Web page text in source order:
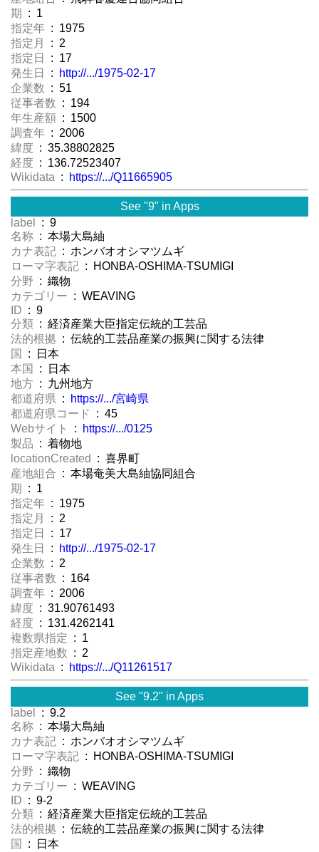
期
: 1
指定年 : 1975
指定月
: 2
指定日
: 17
発生日
:
http://.../1975-02-17
企業数 : 51
従事者数 : 194
年生産額 : 1500
調査年 : 2006
緯度 : 35.38802825
経度 : 136.72523407
Wikidata : https://.../Q11665905
See "9" in Apps
label
: 9
名称 : 本場大島紬
カナ表記 : ホンバオオシマツムギ
ローマ字表記 : HONBA-OSHIMA-TSUMIGI
分野 : 織物
カテゴリー : WEAVING
ID : 9
分類 : 経済産業大臣指定伝統的工芸品
法的根拠 : 伝統的工芸品産業の振興に関する法律
国
: 日本
本国
: 日本
地方 : 九州地方
都道府県 :
https://.../宮崎県
都道府県コード
: 45
Webサイト
:
https://.../0125
製品 : 着物地
locationCreated
: 喜界町
産地組合 : 本場奄美大島紬協同組合
期
: 1
指定年 : 1975
指定月
: 2
指定日
: 17
発生日
:
http://.../1975-02-17
企業数 : 2
従事者数 : 164
調査年 : 2006
緯度 : 31.90761493
経度 : 131.4262141
複数県指定 : 1
指定産地数 : 2
Wikidata : https://.../Q11261517
See "9.2" in Apps
label
: 9.2
名称 : 本場大島紬
カナ表記 : ホンバオオシマツムギ
ローマ字表記 : HONBA-OSHIMA-TSUMIGI
分野 : 織物
カテゴリー : WEAVING
ID : 9-2
分類 : 経済産業大臣指定伝統的工芸品
法的根拠 : 伝統的工芸品産業の振興に関する法律
国
: 日本